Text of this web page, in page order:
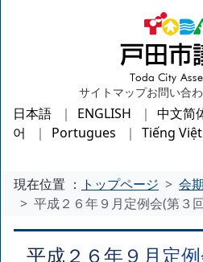
サイトマップお問い合
日本語 ENGLISH 中文简
어
Portugues Tiếng Việt
現在位置 ： トップページ
会
平成２６年９月定例会(第３回
平成２６年９月定例